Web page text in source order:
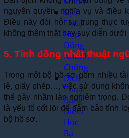
Dịch
Thuật
Hợp
Đồng
Nhanh
Chóng
Dịch
Thuật
Bảng
Điểm
Học
Bạ
nguyên quyền, nghĩa vụ và điều
Điều này đòi hỏi sự trung thực
không thêm thắt hay suy diễn
5. Tính đồng nhất thuật
Trong một bộ hồ sơ gồm nhiều
lệ, giấy phép…, việc sử dụng
thể gây nhầm lẫn nghiêm trọng.
là yếu tố cốt lõi để đảm bảo tính
bộ hồ sơ.